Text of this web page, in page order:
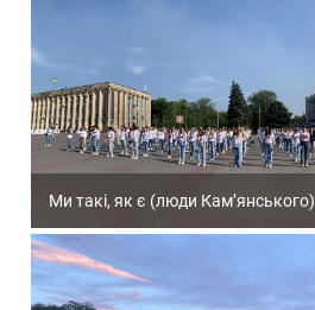
Ми такі, як є (люди Кам’янського)